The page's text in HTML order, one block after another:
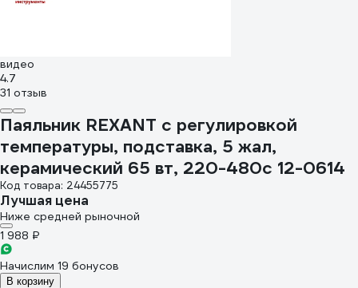
видео
4.7
31 отзыв
Паяльник REXANT с регулировкой
температуры, подставка, 5 жал,
керамический 65 вт, 220-480c 12-0614
Код товара: 24455775
Лучшая цена
Ниже средней рыночной
1 988 ₽
Начислим 19 бонусов
В корзину